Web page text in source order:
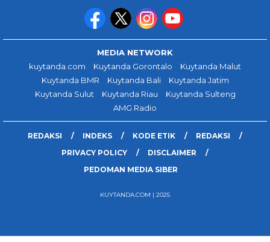
MEDIA NETWORK
kuytanda.com
Kuytanda Gorontalo
Kuytanda Malut
Kuytanda BMR
Kuytanda Bali
Kuytanda Jatim
Kuytanda Sulut
Kuytanda Riau
Kuytanda Sulteng
AMG Radio
REDAKSI INDEKS KODE ETIK
REDAKSI
PRIVACY POLICY
DISCLAIMER
PEDOMAN MEDIA SIBER
KUYTANDA.COM | 2025